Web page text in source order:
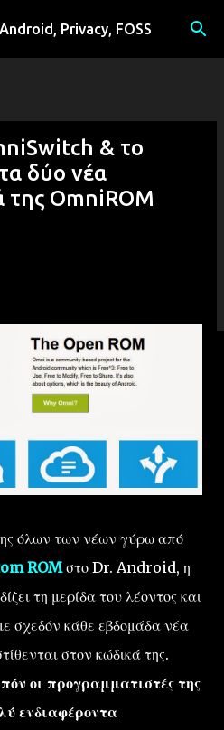
κύριο περιεχόμενο
Privacy, FOSS
& το
δύο νέα
της OmniROM
όλων των νέων γύρω από
ROMστο Dr. Android, η
τη μερίδα του λέοντος και
σχεδόν κάθε εβδομάδα νέα
στον κώδικά της.
οι προγραμματιστές της
ενδιαφέροντα